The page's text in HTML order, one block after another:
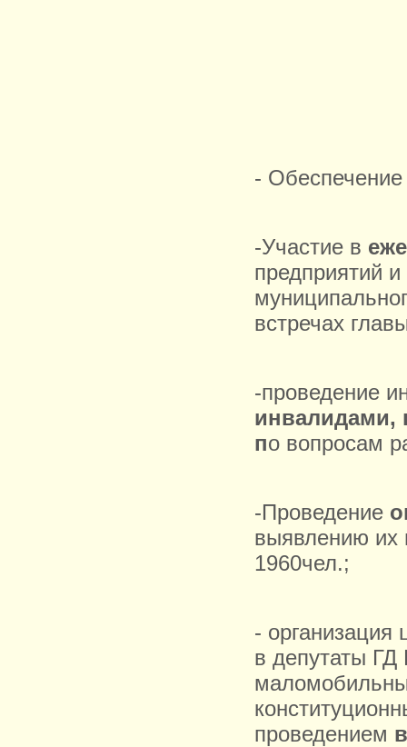
-
-Участие в
предприятий
встречах
-проведение
инвалидами,
по вопросам
-Проведение
выявлению их
1960чел.;
- организация
в депутаты
проведением